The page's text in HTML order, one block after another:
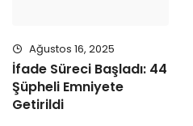
Ağustos 16, 2025
İfade Süreci Başladı: 44
Şüpheli Emniyete
Getirildi